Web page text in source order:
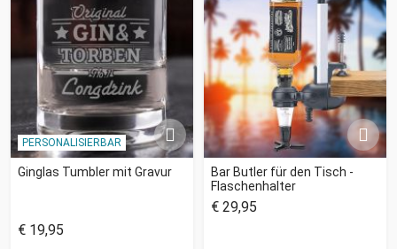
PERSONALISIERBAR
Ginglas Tumbler mit Gravur
€ 19,95
Bar Butler für den Tisch -
Flaschenhalter
€ 29,95